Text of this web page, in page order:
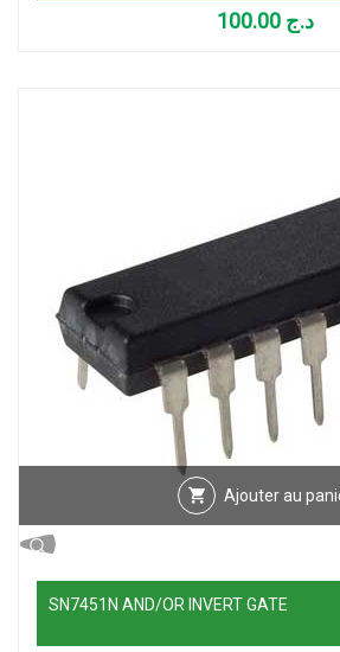
د.ج
Ajouter au
SN7451N AND/OR INVERT GATE